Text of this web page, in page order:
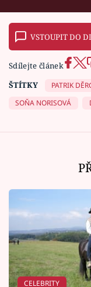
VSTOUPIT DO
Sdílejte článek
ŠTÍTKY
PATRIK
SOŇA NORISOVÁ
CELEBRITY